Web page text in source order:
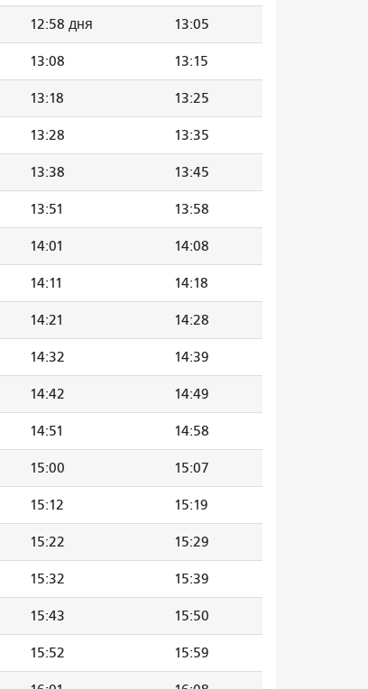
12:58 дня 13:05
13:08 13:15
13:18 13:25
13:28 13:35
13:38 13:45
13:51 13:58
14:01 14:08
14:11 14:18
14:21 14:28
14:32 14:39
14:42 14:49
14:51 14:58
15:00 15:07
15:12 15:19
15:22 15:29
15:32 15:39
15:43 15:50
15:52 15:59